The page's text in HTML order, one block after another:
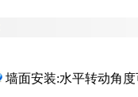
墙面安装:水平转动角度